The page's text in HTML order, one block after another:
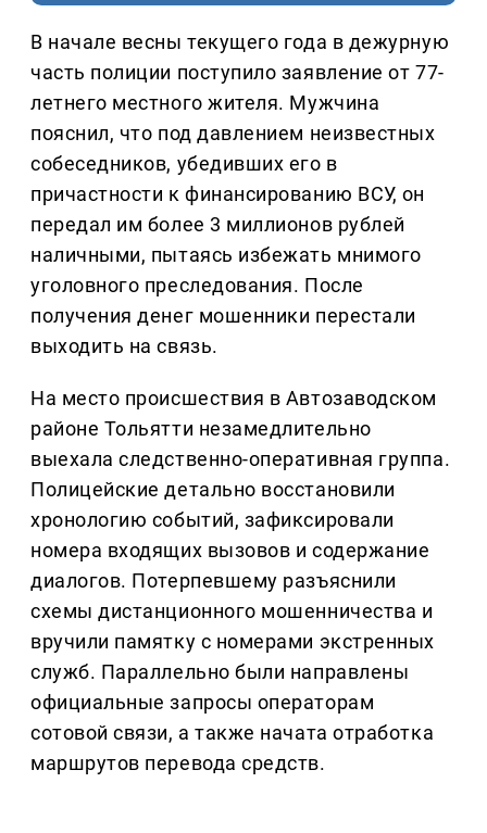
В начале весны текущего года в дежурную
часть полиции поступило заявление от 77-
летнего местного жителя. Мужчина
пояснил, что под давлением неизвестных
собеседников, убедивших его в
причастности к финансированию ВСУ, он
передал им более 3 миллионов рублей
наличными, пытаясь избежать мнимого
уголовного преследования. После
получения денег мошенники перестали
выходить на связь.
На место происшествия в Автозаводском
районе Тольятти незамедлительно
выехала следственно-оперативная группа.
Полицейские детально восстановили
хронологию событий, зафиксировали
номера входящих вызовов и содержание
диалогов. Потерпевшему разъяснили
схемы дистанционного мошенничества и
вручили памятку с номерами экстренных
служб. Параллельно были направлены
официальные запросы операторам
сотовой связи, а также начата отработка
маршрутов перевода средств.